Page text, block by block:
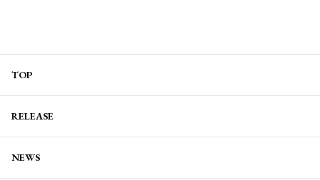
TOP
RELEASE
NEWS